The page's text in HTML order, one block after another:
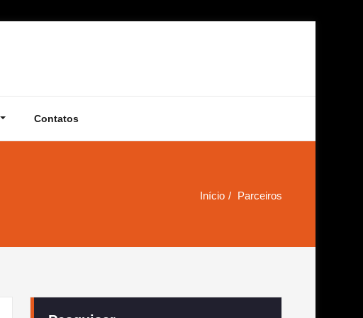
Contatos
Início Parceiros